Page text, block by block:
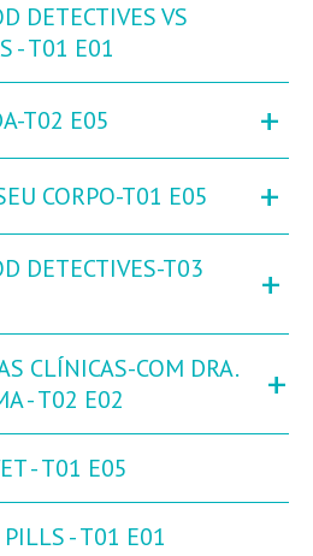
DETECTIVES VS
- T01 E01
T02 E05 +
CORPO-T01 E05 +
DETECTIVES-T03
+
CLÍNICAS-COM DRA.
- T02 E02
+
- T01 E05
- T01 E01